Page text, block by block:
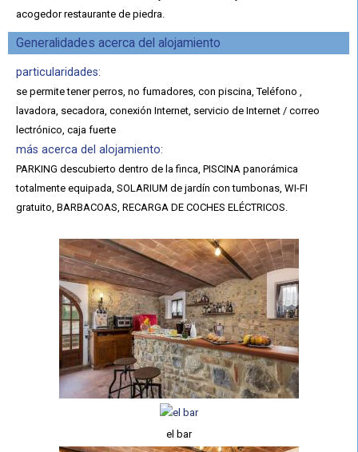
acogedor restaurante de piedra.
Generalidades acerca del alojamiento
particularidades:
se permite tener perros, no fumadores, con piscina, Teléfono ,
lavadora, secadora, conexión Internet, servicio de Internet / correo
lectrónico, caja fuerte
más acerca del alojamiento:
PARKING descubierto dentro de la finca, PISCINA panorámica
totalmente equipada, SOLARIUM de jardín con tumbonas, WI-FI
gratuito, BARBACOAS, RECARGA DE COCHES ELÉCTRICOS.
el bar